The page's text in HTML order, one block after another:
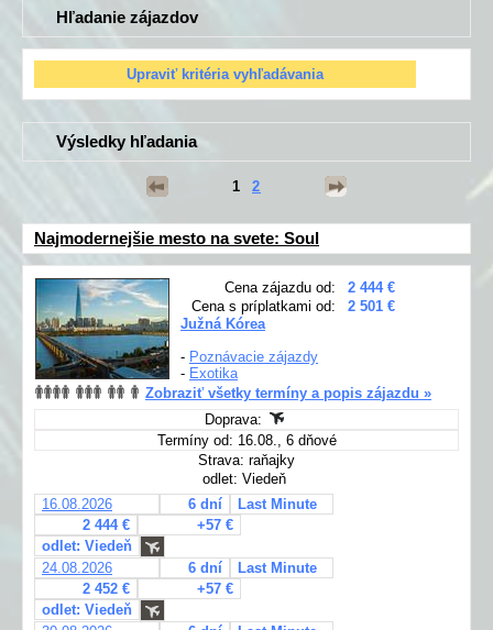
Hľadanie zájazdov
Výsledky hľadania
1 2
Najmodernejšie mesto na svete: Soul
Cena zájazdu od:
2 444 €
Cena s príplatkami od:
2 501 €
Južná Kórea
- Poznávacie zájazdy
- Exotika
Zobraziť všetky termíny a popis zájazdu »
Doprava:
Termíny od: 16.08., 6 dňové
Strava: raňajky
odlet: Viedeň
16.08.2026
6 dní
Last Minute
2 444 €
+57 €
odlet: Viedeň
24.08.2026
6 dní
Last Minute
2 452 €
+57 €
odlet: Viedeň